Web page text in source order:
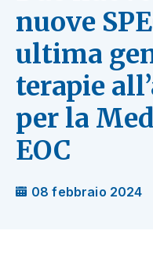
nuove
ultima
terapie
per la
EOC
08 febbraio 2024